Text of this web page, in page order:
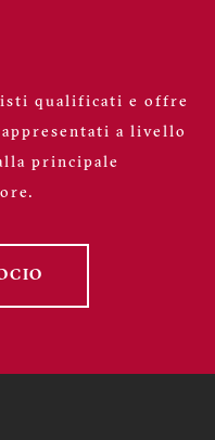
qualificati e offre
a livello
principale